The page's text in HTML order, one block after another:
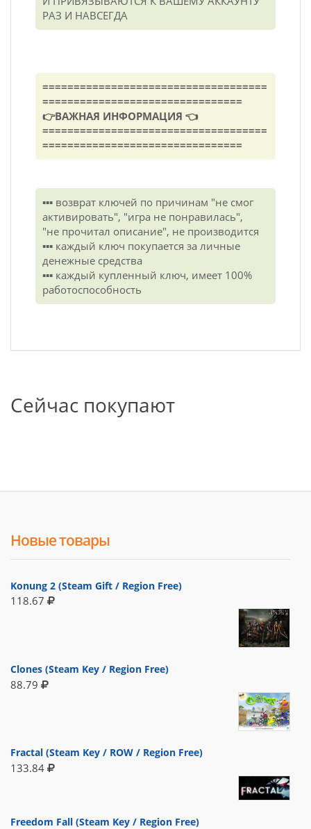
РАЗ И НАВСЕГДА
====================================
================================
👉ВАЖНАЯ ИНФОРМАЦИЯ 👈
====================================
================================
▪️▪️▪️ возврат ключей по причинам "не смог
активировать", "игра не понравилась",
"не прочитал описание", не производится
▪️▪️▪️ каждый ключ покупается за личные
денежные средства
▪️▪️▪️ каждый купленный ключ, имеет 100%
работоспособность
Сейчас покупают
Новые товары
Konung 2 (Steam Gift / Region Free)
118.67
Clones (Steam Key / Region Free)
88.79
Fractal (Steam Key / ROW / Region Free)
133.84
Freedom Fall (Steam Key / Region Free)